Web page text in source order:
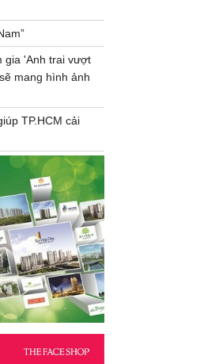
gia 'Anh trai vượt
mang hình ảnh
TP.HCM cải